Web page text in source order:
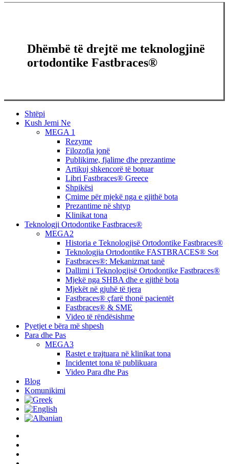
Dhëmbë të drejtë me teknologjinë
ortodontike Fastbraces®
Close
Menu
Shtëpi
Kush Jemi Ne
MEGA 1
Rezyme
Filozofia jonë
Publikime, fjalime dhe prezantime
Artikuj shkencorë të botuar
Libri Fastbraces® Greece
Shpikësi
Çmime për mjekë nga e gjithë bota
Prezantime në shtyp
Klinikat tona
Teknologji Ortodontike Fastbraces®
MEGA2
Historia e Teknologjisë Ortodontike Fastbraces®
Teknologjia Ortodontike FASTBRACES® Sot
Fastbraces®: Mekanizmat tanë
Dallimi i Teknologjisë Ortodontike Fastbraces®
Mjekë nga SHBA dhe e gjithë bota
Mjekët në gjuhë të tjera
Fastbraces® çfarë thonë pacientët
Fastbraces® & SME
Video të rëndësishme
Pyetjet e bëra më shpesh
Para dhe Pas
MEGA3
Rastet e trajtuara në klinikat tona
Incidentet tona të publikuara
Video Para dhe Pas
Blog
Komunikimi